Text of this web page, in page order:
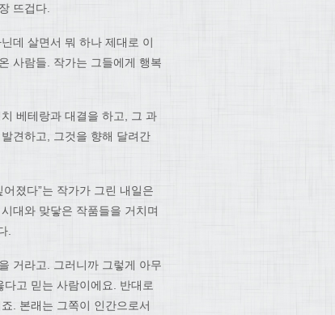
뜨겁다.
데 살면서 뭐 하나 제대로 이
사람들. 작가는 그들에게 행복
베테랑과 대결을 하고, 그 과
견하고, 그것을 향해 달려간
졌다”는 작가가 그린 내일은
대와 맞닿은 작품들을 거치며
.
거라고. 그러니까 그렇게 아무
고 믿는 사람이에요. 반대로
. 본래는 그쪽이 인간으로서